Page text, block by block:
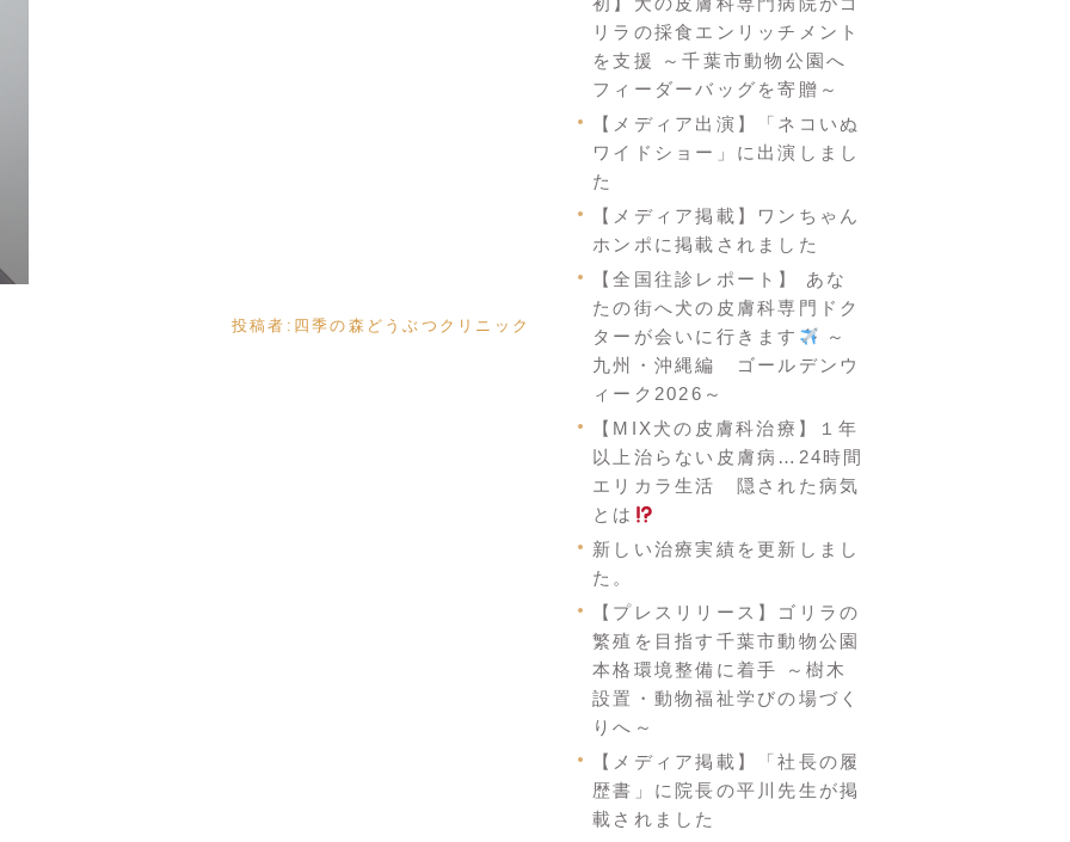
投稿者: 四季の森どうぶつクリニック
リラの採食エンリッチメント
を支援 ～千葉市動物公園へ
フィーダーバッグを寄贈～
【メディア出演】「ネコいぬ
ワイドショー」に出演しまし
た
【メディア掲載】ワンちゃん
ホンポに掲載されました
【全国往診レポート】 あな
たの街へ犬の皮膚科専門ドク
ターが会いに行きます
～
九州・沖縄編 ゴールデンウ
ィーク2026～
【MIX犬の皮膚科治療】１年
以上治らない皮膚病…24時間
エリカラ生活 隠された病気
とは
新しい治療実績を更新しまし
た。
【プレスリリース】ゴリラの
繁殖を目指す千葉市動物公園
本格環境整備に着手 ～樹木
設置・動物福祉学びの場づく
りへ～
【メディア掲載】「社長の履
歴書」に院長の平川先生が掲
載されました